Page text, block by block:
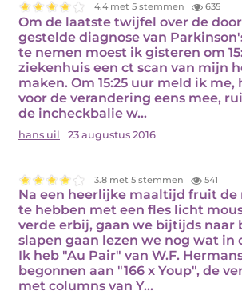
4.4 met 5 stemmen 635
Om de laatste twijfel over de
gestelde diagnose van
te nemen moest ik gisteren om
ziekenhuis een ct scan van mijn
maken. Om 15:25 uur meld ik me,
voor de verandering eens mee,
de incheckbalie w...
hans uil 23 augustus 2016
3.8 met 5 stemmen 541
Na een heerlijke maaltijd fruit
te hebben met een fles licht
verde erbij, gaan we bijtijds naar
slapen gaan lezen we nog wat in
Ik heb "Au Pair" van W.F.
begonnen aan "166 x Youp", de
met columns van Y...